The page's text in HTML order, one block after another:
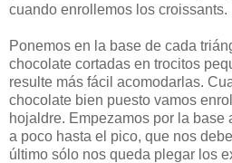
cuando enrollemos los croissants.
Ponemos en la base de cada
chocolate cortadas en trocitos
resulte más fácil acomodarlas.
chocolate bien puesto vamos
hojaldre. Empezamos por la base
a poco hasta el pico, que nos
último sólo nos queda plegar los